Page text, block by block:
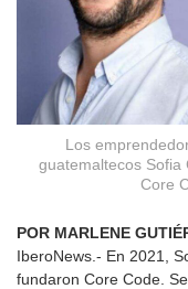
Los
guatemaltecos Sofia
Core
POR MARLENE
IberoNews.- En 2021,
fundaron Core Code.